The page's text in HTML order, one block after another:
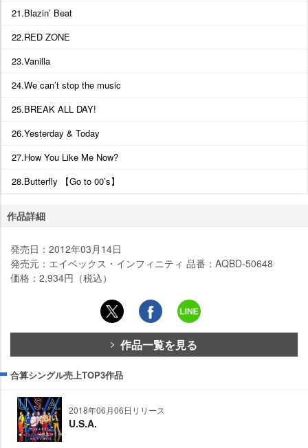
21.Blazin’ Beat
22.RED ZONE
23.Vanilla
24.We can’t stop the music
25.BREAK ALL DAY!
26.Yesterday & Today
27.How You Like Me Now?
28.Butterfly 【Go to 00’s】
作品詳細
発売日：2012年03月14日
発売元：エイベックス・インフィニティ 品番：AQBD-50648
価格：2,934円（税込）
作品一覧を見る
合算シングル売上TOP3作品
2018年06月06日リリース
U.S.A.